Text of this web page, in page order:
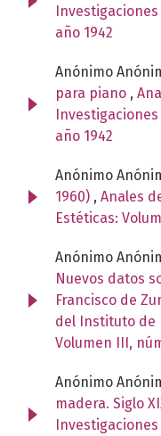
año 1942
Anónimo
para piano ,
año 1942
Anónimo
1960) , Anales
Estéticas:
Anónimo
Nuevos datos
Francisco de
del Instituto de
Volumen III,
Anónimo
madera. Siglo